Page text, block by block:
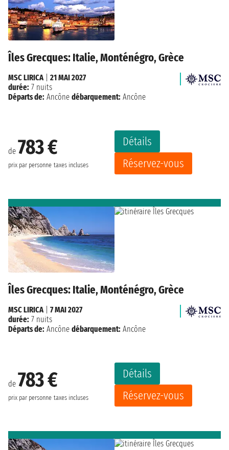
Îles Grecques: Italie, Monténégro, Grèce
de 783 €
prix par personne taxes incluses
Détails
Réservez-vous
MSC LIRICA
21 MAI 2027
durée: 7 nuits
Départs de: Ancône débarquement: Ancône
Îles Grecques: Italie, Monténégro, Grèce
de 783 €
prix par personne taxes incluses
Détails
Réservez-vous
MSC LIRICA| 7 MAI 2027
durée: 7 nuits
Départs de: Ancône débarquement: Ancône